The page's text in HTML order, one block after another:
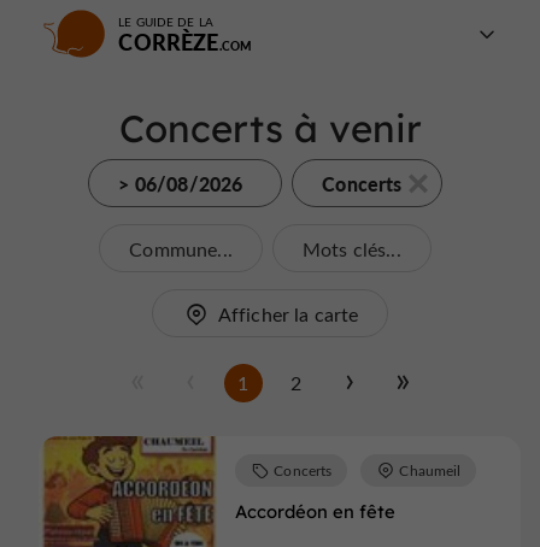
LE GUIDE DE LA
CORRÈZE
Concerts à venir
> 06/08/2026 Concerts
Commune... Mots clés...
Afficher la carte
1 2
Accordéon en fête
Concerts Chaumeil